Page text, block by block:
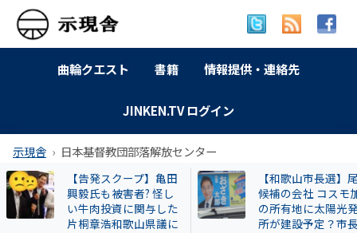
曲輪クエスト 書籍 情報提供・連絡先
JINKEN.TV ログイン
示現舎 日本基督教団部落解放センター
【告発スクープ】亀田
興毅氏も被害者? 怪し
い牛肉投資に関与した
片桐章浩和歌山県議に
【和歌山市長選】
候補の会社 コスモ
の所有地に太陽光
所が建設予定？市